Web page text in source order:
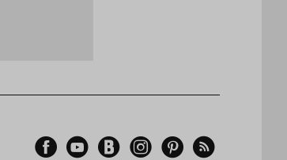
FacebookYouTubeBloggerInstagramPinterest
Feed